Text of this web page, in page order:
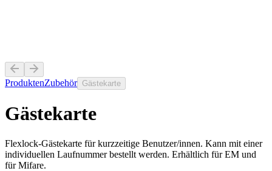
ProduktenZubehör Gästekarte
Gästekarte
Flexlock-Gästekarte für kurzzeitige Benutzer/innen. Kann mit einer
individuellen Laufnummer bestellt werden. Erhältlich für EM und
für Mifare.